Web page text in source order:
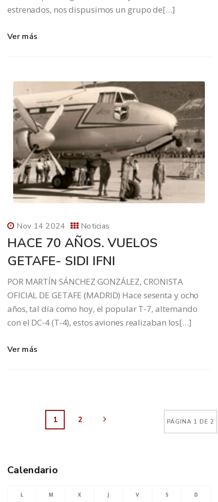
estrenados, nos dispusimos un grupo de[…]
Ver más
Nov 14 2024 Noticias
HACE 70 AÑOS. VUELOS
GETAFE- SIDI IFNI
POR MARTÍN SÁNCHEZ GONZÁLEZ, CRONISTA
OFICIAL DE GETAFE (MADRID) Hace sesenta y ocho
años, tal día como hoy, el popular T-7, alternando
con el DC-4 (T-4), estos aviones realizaban los[…]
Ver más
PÁGINA 1 DE 2
1 2
Calendario
L M X J V S D